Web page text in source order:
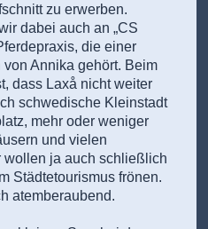
zu erwerben.
dabei auch an „CS
die einer
Annika gehört. Beim
dass Laxå nicht weiter
schwedische Kleinstadt
mehr oder weniger
und vielen
wollen ja auch schließlich
Städtetourismus frönen.
atemberaubend.